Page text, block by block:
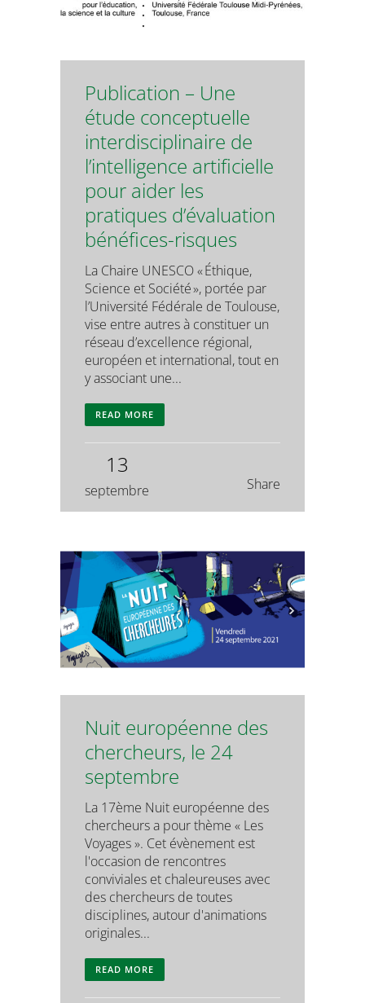
Publication – Une
étude conceptuelle
interdisciplinaire de
l’intelligence artificielle
pour aider les
pratiques d’évaluation
bénéfices-risques
La Chaire UNESCO « Éthique,
Science et Société », portée par
l’Université Fédérale de Toulouse,
vise entre autres à constituer un
réseau d’excellence régional,
européen et international, tout en
y associant une...
READ MORE
13
septembre Share
Nuit européenne des
chercheurs, le 24
septembre
La 17ème Nuit européenne des
chercheurs a pour thème « Les
Voyages ». Cet évènement est
l'occasion de rencontres
conviviales et chaleureuses avec
des chercheurs de toutes
disciplines, autour d'animations
originales...
READ MORE